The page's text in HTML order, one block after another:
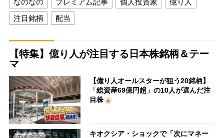
なのなの プレミアム記事 個人投資家
億り人
注目銘柄
配当
【特集】億り人が注目する日本株銘柄＆テー
マ
【億り人オールスターが狙う20銘柄】
「総資産69億円超」の10人が選んだ注
目株
キオクシア・ショックで「次にマネー